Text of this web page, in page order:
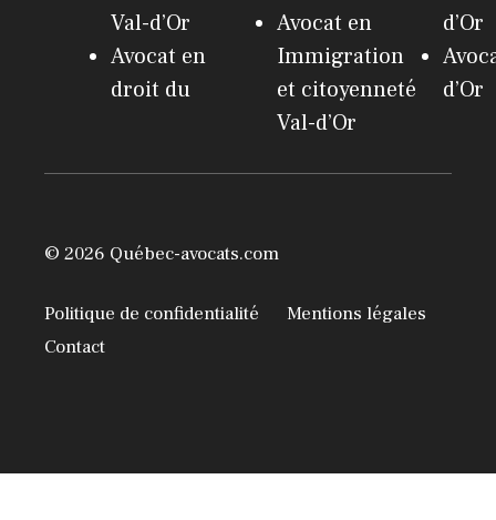
Val-d’Or
Avocat en
droit du
Avocat en
Immigration
et citoyenneté
Val-d’Or
d’Or
d’Or
© 2026 Québec-avocats.com
Politique de confidentialité
Mentions légales
Contact